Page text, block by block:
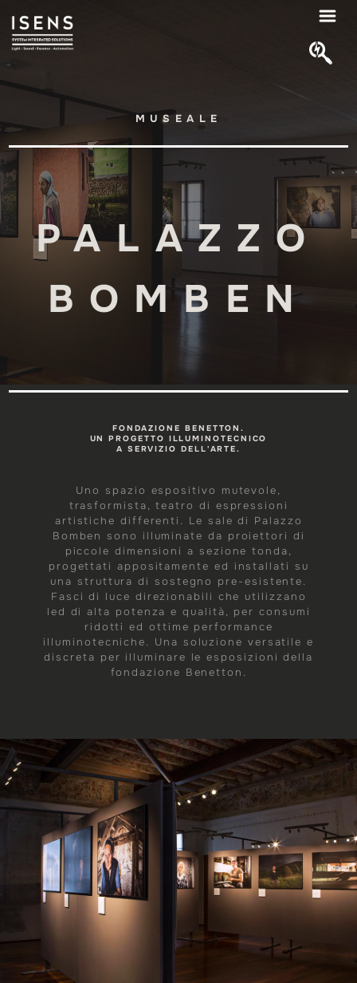
MUSEALE
PALAZZO
BOMBEN
FONDAZIONE BENETTON.
UN PROGETTO ILLUMINOTECNICO
A SERVIZIO DELL'ARTE.
Uno spazio espositivo mutevole,
trasformista, teatro di espressioni
artistiche differenti. Le sale di Palazzo
Bomben sono illuminate da proiettori di
piccole dimensioni a sezione tonda,
progettati appositamente ed installati su
una struttura di sostegno pre-esistente.
Fasci di luce direzionabili che utilizzano
led di alta potenza e qualità, per consumi
ridotti ed ottime performance
illuminotecniche. Una soluzione versatile e
discreta per illuminare le esposizioni della
fondazione Benetton.